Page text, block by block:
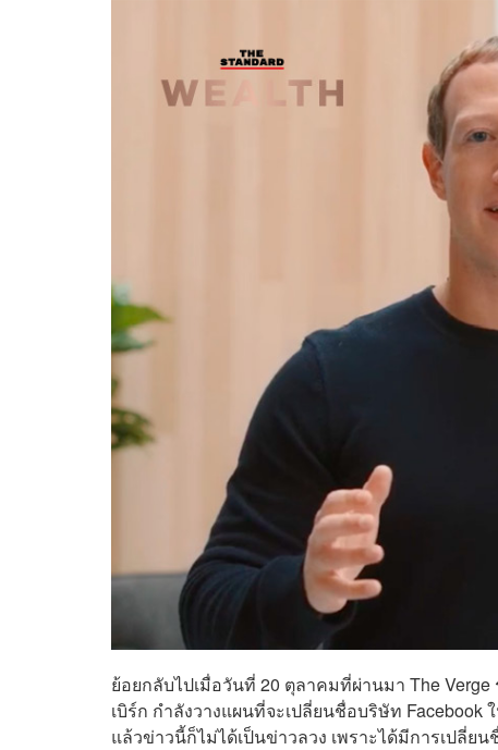
ย้อยกลับไปเมื่อวันที่ 20 ตุลาคมที่ผ่านมา The
เบิร์ก กำลังวางแผนที่จะเปลี่ยนชื่อบริษัท
แล้วข่าวนี้ก็ไม่ได้เป็นข่าวลวง เพราะได้มีการเปลี่ยน